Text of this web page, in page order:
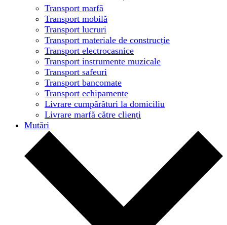
Transport marfă
Transport mobilă
Transport lucruri
Transport materiale de construcție
Transport electrocasnice
Transport instrumente muzicale
Transport safeuri
Transport bancomate
Transport echipamente
Livrare cumpărături la domiciliu
Livrare marfă către clienți
Mutări